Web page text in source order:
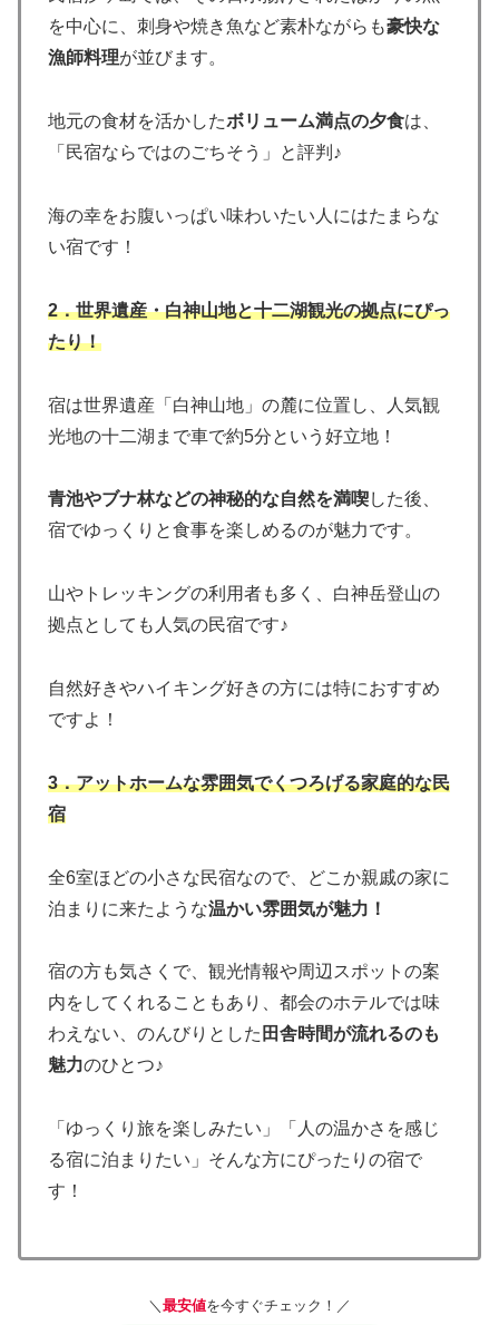
を中心に、刺身や焼き魚など素朴ながらも豪快な
漁師料理が並びます。
地元の食材を活かしたボリューム満点の夕食は、
「民宿ならではのごちそう」と評判♪
海の幸をお腹いっぱい味わいたい人にはたまらな
い宿です！
2．世界遺産・白神山地と十二湖観光の拠点にぴっ
たり！
宿は世界遺産「白神山地」の麓に位置し、人気観
光地の十二湖まで車で約5分という好立地！
青池やブナ林などの神秘的な自然を満喫した後、
宿でゆっくりと食事を楽しめるのが魅力です。
山やトレッキングの利用者も多く、白神岳登山の
拠点としても人気の民宿です♪
自然好きやハイキング好きの方には特におすすめ
ですよ！
3．アットホームな雰囲気でくつろげる家庭的な民
宿
全6室ほどの小さな民宿なので、どこか親戚の家に
泊まりに来たような温かい雰囲気が魅力！
宿の方も気さくで、観光情報や周辺スポットの案
内をしてくれることもあり、都会のホテルでは味
わえない、のんびりとした 田舎時間が流れるのも
魅力のひとつ♪
「ゆっくり旅を楽しみたい」「人の温かさを感じ
る宿に泊まりたい」そんな方にぴったりの宿で
す！
＼ 最安値を今すぐチェック！／